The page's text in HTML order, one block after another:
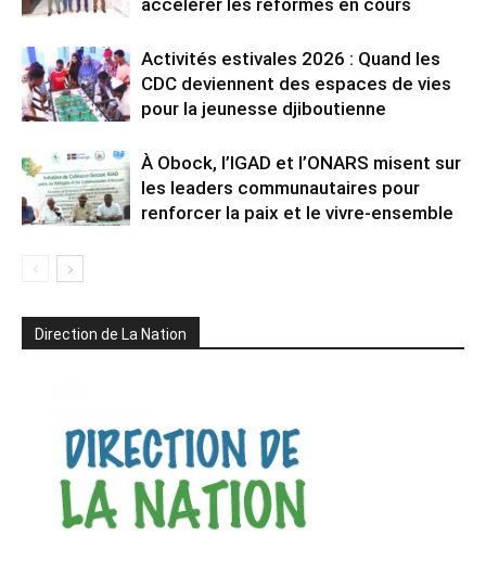
Activités estivales 2026 : Quand les
CDC deviennent des espaces de vies
pour la jeunesse djiboutienne
À Obock, l’IGAD et l’ONARS misent sur
les leaders communautaires pour
renforcer la paix et le vivre-ensemble
Direction de La Nation